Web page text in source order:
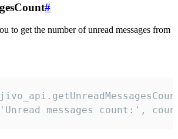
#
to get the number of unread messages from
messages count:',